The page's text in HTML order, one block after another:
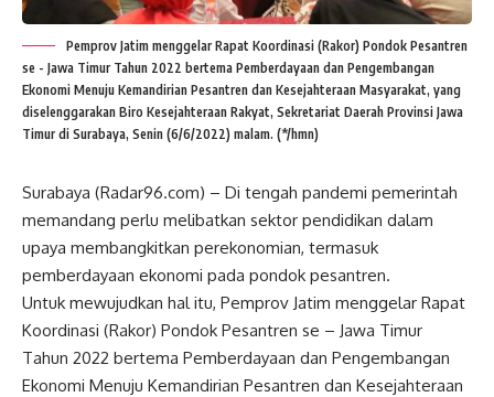
Pemprov Jatim menggelar Rapat Koordinasi (Rakor) Pondok Pesantren
se - Jawa Timur Tahun 2022 bertema Pemberdayaan dan Pengembangan
Ekonomi Menuju Kemandirian Pesantren dan Kesejahteraan Masyarakat, yang
diselenggarakan Biro Kesejahteraan Rakyat, Sekretariat Daerah Provinsi Jawa
Timur di Surabaya, Senin (6/6/2022) malam. (*/hmn)
Surabaya (Radar96.com) – Di tengah pandemi pemerintah
memandang perlu melibatkan sektor pendidikan dalam
upaya membangkitkan perekonomian, termasuk
pemberdayaan ekonomi pada pondok pesantren.
Untuk mewujudkan hal itu, Pemprov Jatim menggelar Rapat
Koordinasi (Rakor) Pondok Pesantren se – Jawa Timur
Tahun 2022 bertema Pemberdayaan dan Pengembangan
Ekonomi Menuju Kemandirian Pesantren dan Kesejahteraan